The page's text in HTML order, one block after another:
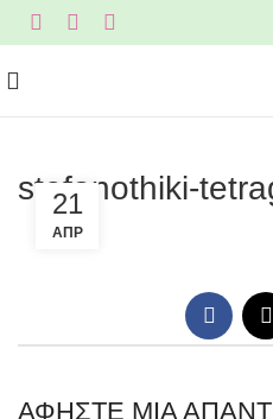
stefanothiki-
21
ΑΠΡ
ΑΦΉΣΤΕ ΜΙΑ